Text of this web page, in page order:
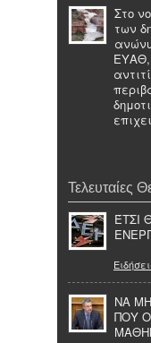
Στο
των
ΕΥΑΘ,
Τελευταίες
ΈΤΣΙ
ΝΑ
ΠΟΥ